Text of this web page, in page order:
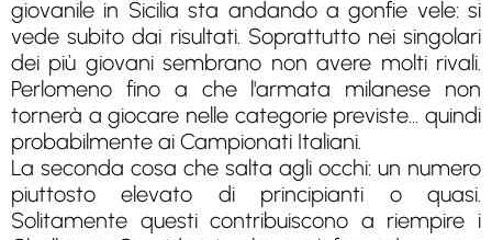
giovanile in Sicilia sta andando a gonfie vele: si
vede subito dai risultati. Soprattutto nei singolari
dei più giovani sembrano non avere molti rivali.
Perlomeno fino a che l'armata milanese non
tornerà a giocare nelle categorie previste... quindi
probabilmente ai Campionati Italiani.
La seconda cosa che salta agli occhi: un numero
piuttosto elevato di principianti o quasi.
Solitamente questi contribuiscono a riempire i